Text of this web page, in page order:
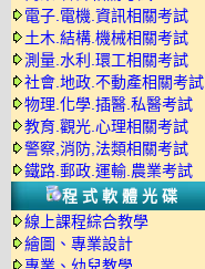
電子.電機.資訊相關考試
土木.結構.機械相關考試
測量.水利.環工相關考試
社會.地政.不動產相關考試
物理.化學.插醫.私醫考試
教育.觀光.心理相關考試
警察,消防,法類相關考試
鐵路.郵政.運輸.農業考試
程式軟體光碟
線上課程綜合教學
繪圖、專業設計